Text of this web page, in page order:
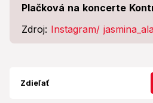
Plačková na koncerte
Zdroj: Instagram/
Zdieľať